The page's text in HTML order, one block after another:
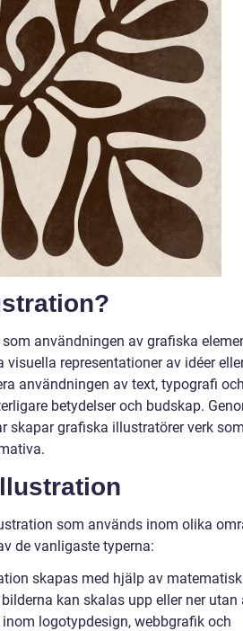
användningen av grafiska
representationer av idéer
användningen av text, typografi
betydelser och budskap.
skapar grafiska illustratörer verk
som används inom olika
de vanligaste typerna:
skapas med hjälp av
kan skalas upp eller ner utan
logotypdesign, webbgrafik och